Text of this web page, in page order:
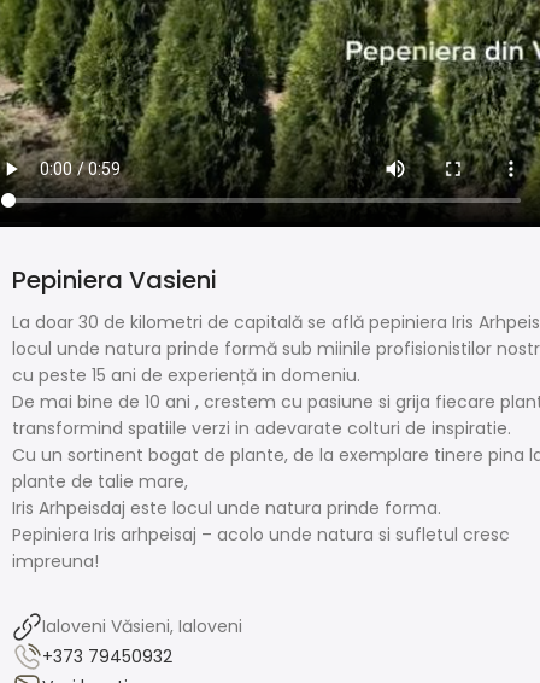
Pepiniera Vasieni
La doar 30 de kilometri de capitală se află pepiniera Iris
locul unde natura prinde formă sub miinile profisionistilor
cu peste 15 ani de experiență in domeniu.
De mai bine de 10 ani , crestem cu pasiune si grija fiecare
transformind spatiile verzi in adevarate colturi de inspiratie.
Cu un sortinent bogat de plante, de la exemplare tinere pina
plante de talie mare,
Iris Arhpeisdaj este locul unde natura prinde forma.
Pepiniera Iris arhpeisaj – acolo unde natura si sufletul cresc
impreuna!
Ialoveni Văsieni, Ialoveni
+373 79450932